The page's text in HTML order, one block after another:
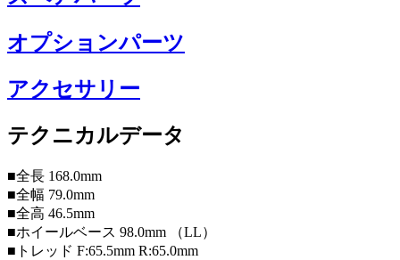
オプションパーツ
アクセサリー
テクニカルデータ
■全長 168.0mm
■全幅 79.0mm
■全高 46.5mm
■ホイールベース 98.0mm （LL）
■トレッド F:65.5mm R:65.0mm